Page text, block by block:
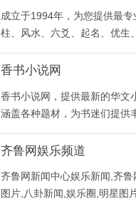
成立于1994年，为您提供最专
柱、风水、六爻、起名、优生
泰斗邵伟华先生一手创办，专
香书小说网
香书小说网，提供最新的华文
涵盖各种题材，为书迷们提供
书！
齐鲁网娱乐频道
齐鲁网新闻中心娱乐新闻,齐
图片,八卦新闻,娱乐圈,明星图